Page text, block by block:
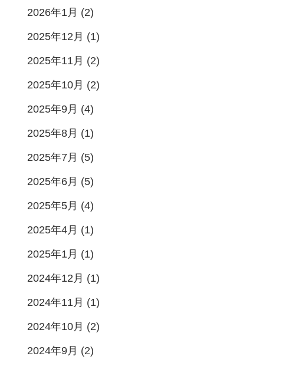
2026年1月 (2)
2025年12月 (1)
2025年11月 (2)
2025年10月 (2)
2025年9月 (4)
2025年8月 (1)
2025年7月 (5)
2025年6月 (5)
2025年5月 (4)
2025年4月 (1)
2025年1月 (1)
2024年12月 (1)
2024年11月 (1)
2024年10月 (2)
2024年9月 (2)